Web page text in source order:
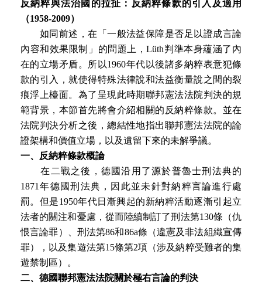
反納粹與法治國的拉扯：反納粹條款的引入及適用
（1958-2009）
如同前述，在「一般法益保障是否足以證成言論
內容和效果限制」的問題上，Lüth判準本身蘊涵了內
在的立場矛盾。所以1960年代以後諸多納粹表意犯條
款的引入，就使得特殊法律說和法益衡量說之間的裂
痕浮上檯面。為了呈現此時期聯邦憲法法院判決的規
範背景，本節首先將會介紹相關的反納粹條款。並在
法院判決分析之後，總結性地指出聯邦憲法法院的論
證架構和價值立場，以及遺留下來的未解爭議。
一、反納粹條款概論
在二戰之後，德國沿用了源於普魯士刑法典的
1871年德國刑法典，因此並未針對納粹言論進行處
罰。但是1950年代日漸興起的新納粹活動逐漸引起立
法者的關注和憂慮，從而陸續制訂了刑法第130條（仇
恨言論罪）、刑法第86和86a條（違憲及非法組織宣傳
罪），以及集遊法第15條第2項（涉及納粹受難者的集
遊禁制區）。
二、德國聯邦憲法法院關於極右言論的判決